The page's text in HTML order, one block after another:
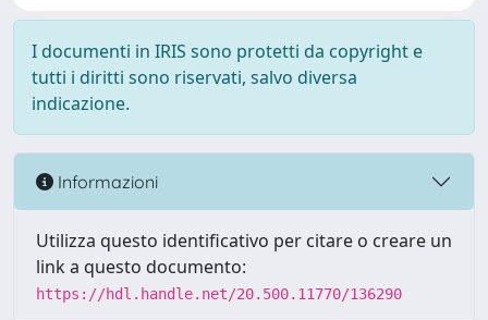
I documenti in IRIS sono protetti da copyright e
tutti i diritti sono riservati, salvo diversa
indicazione.
Informazioni
Utilizza questo identificativo per citare o creare un
link a questo documento:
https://hdl.handle.net/20.500.11770/136290